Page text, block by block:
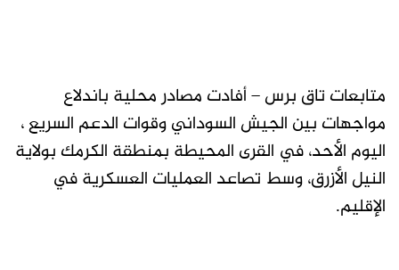
متابعات تاق برس – أفادت مصادر محلية باندلاع
مواجهات بين الجيش السوداني وقوات الدعم السريع ،
اليوم الأحد، في القرى المحيطة بمنطقة الكرمك بولاية
النيل الأزرق، وسط تصاعد العمليات العسكرية في
الإقليم.